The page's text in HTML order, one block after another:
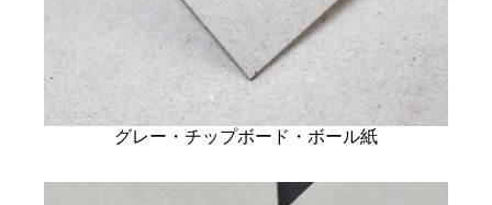
グレー・チップボード・ボール紙